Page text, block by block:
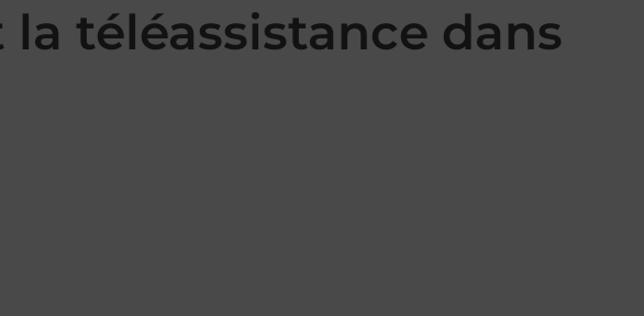
téléassistance dans